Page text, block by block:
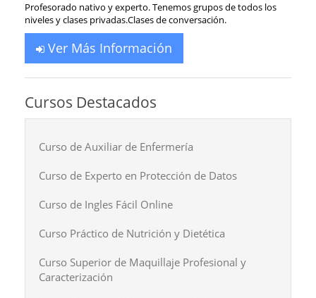
Profesorado nativo y experto. Tenemos grupos de todos los
niveles y clases privadas.Clases de conversación.
Ver Más Información
Cursos Destacados
Curso de Auxiliar de Enfermería
Curso de Experto en Protección de Datos
Curso de Ingles Fácil Online
Curso Práctico de Nutrición y Dietética
Curso Superior de Maquillaje Profesional y
Caracterización